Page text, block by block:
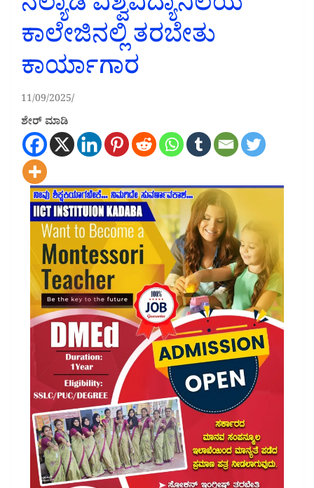
ಕಾಲೇಜಿನಲ್ಲಿ ತರಬೇತು
ಕಾರ್ಯಾಗಾರ
11/09/2025
ಶೇರ್ ಮಾಡಿ